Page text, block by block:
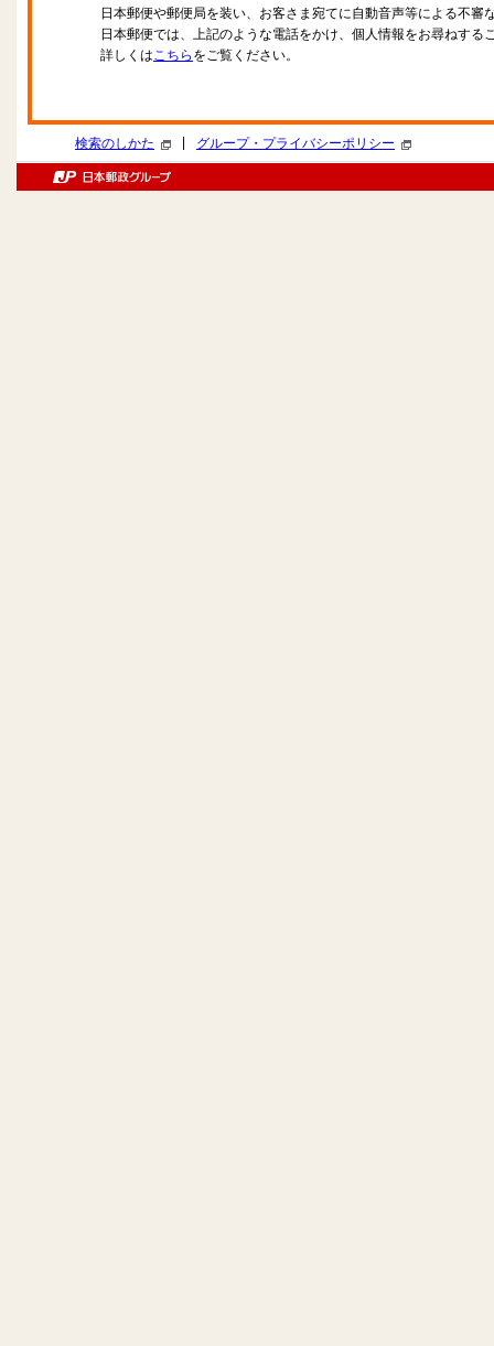
日本郵便や郵便局を装い、お客さま宛てに自動音声等による不審
日本郵便では、上記のような電話をかけ、個人情報をお尋ねする
詳しくはこちら をご覧ください。
検索のしかた グループ・プライバシーポリシー